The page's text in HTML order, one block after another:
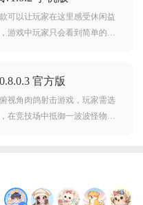
可以让玩家在这里感受休闲益
游戏中玩家只会看到简单的道
利，快来下载感受吧。
官方版
视角肉鸽射击游戏，玩家需选
在竞技场中抵御一波波怪物进